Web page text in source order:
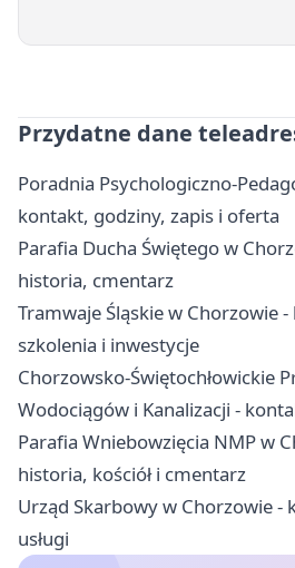
Przydatne dane
Poradnia Psychologiczno-
kontakt, godziny, zapis i oferta
Parafia Ducha Świętego w
historia, cmentarz
Tramwaje Śląskie w Chorzowie
szkolenia i inwestycje
Chorzowsko-Świętochłowickie
Wodociągów i Kanalizacji -
Parafia Wniebowzięcia NMP w
historia, kościół i cmentarz
Urząd Skarbowy w Chorzowie -
usługi